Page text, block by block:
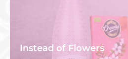
Instead of Flowers